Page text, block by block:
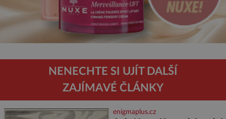
NENECHTE SI UJÍT DALŠÍ
ZAJÍMAVÉ ČLÁNKY
enigmaplus.cz